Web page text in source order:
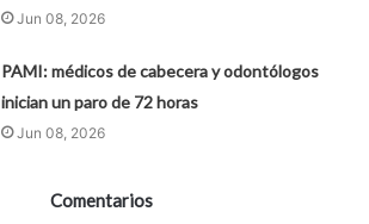
Jun 08, 2026
PAMI: médicos de cabecera y odontólogos
inician un paro de 72 horas
Jun 08, 2026
Comentarios